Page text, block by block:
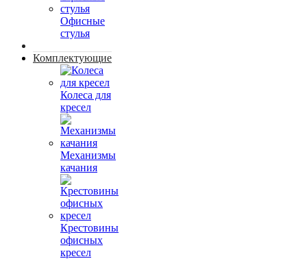
Офисные
стулья
Комплектующие
Колеса для
кресел
Механизмы
качания
Крестовины
офисных
кресел